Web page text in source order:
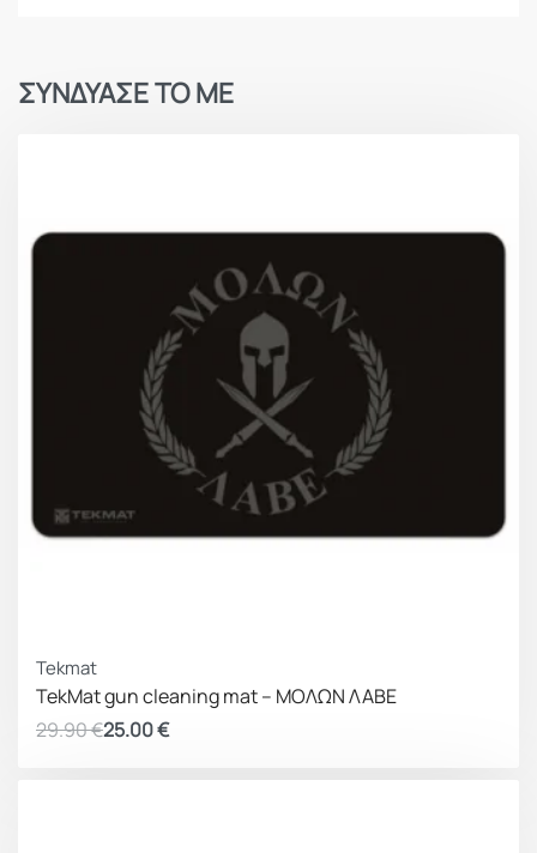
ΣΥΝΔΥΑΣΕ ΤΟ ΜΕ
Tekmat
TekMat gun cleaning mat – ΜΟΛΩΝ ΛΑΒΕ
29.90€25.00€